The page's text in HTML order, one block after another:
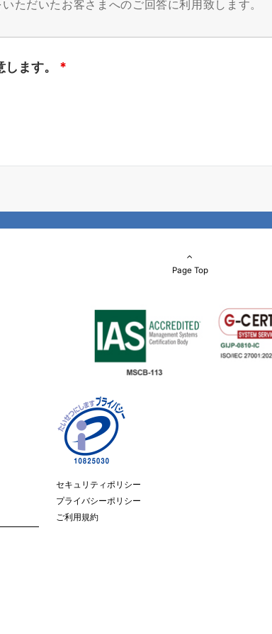
ます。 *
Page Top
セキュリティポリシー
プライバシーポリシー
ご利用規約